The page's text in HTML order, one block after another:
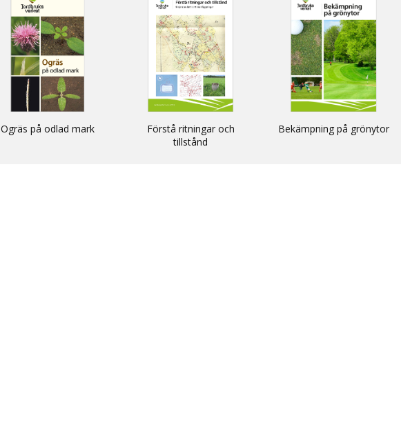
Ogräs på odlad mark
Förstå ritningar och
tillstånd
Bekämpning på grönytor